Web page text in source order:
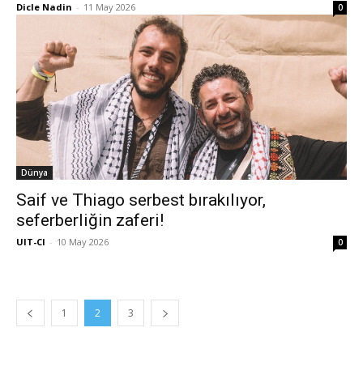
Dicle Nadin - 11 May 2026 0
Dünya
Saif ve Thiago serbest bırakılıyor,
seferberliğin zaferi!
UIT-CI - 10 May 2026 0
1 2 3